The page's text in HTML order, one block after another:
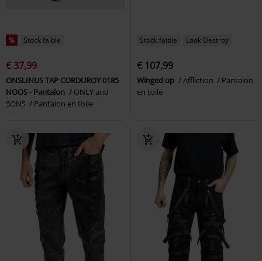
% Stock faible
€ 37,99
ONSLINUS TAP CORDUROY 0185
NOOS - Pantalon
ONLY and
SONS
Pantalon en toile
Stock faible Look Destroy
€ 107,99
Winged up Affliction
Pantalon
en toile